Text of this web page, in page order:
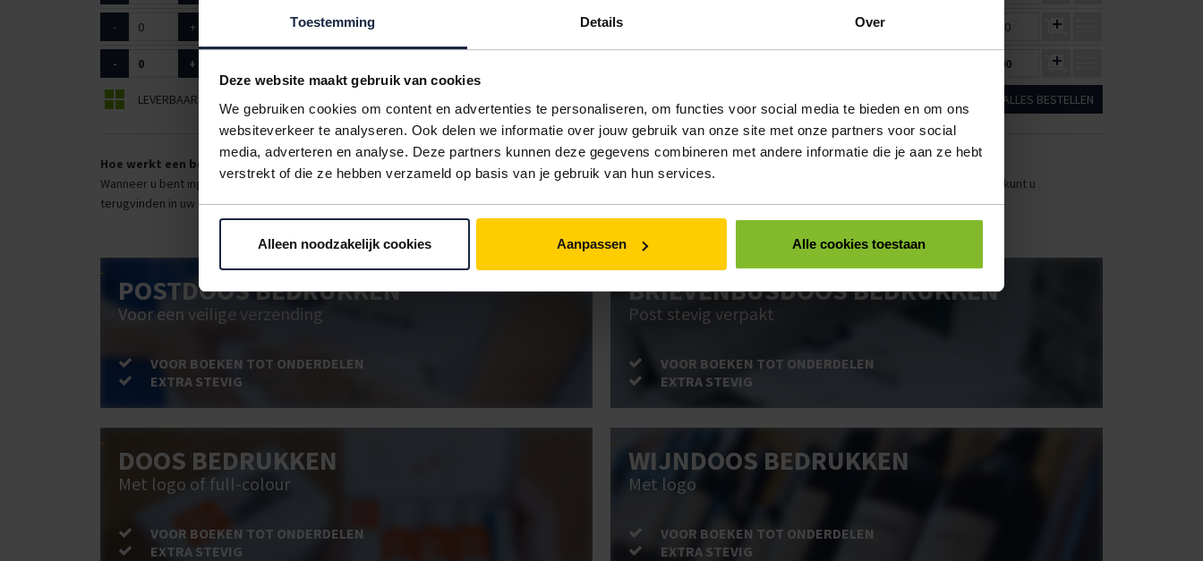
Toestemming Details Over
Deze website maakt gebruik van cookies
We gebruiken cookies om content en advertenties te personaliseren, om functies voor social media te bieden en om ons
websiteverkeer te analyseren. Ook delen we informatie over jouw gebruik van onze site met onze partners voor social
media, adverteren en analyse. Deze partners kunnen deze gegevens combineren met andere informatie die je aan ze hebt
verstrekt of die ze hebben verzameld op basis van je gebruik van hun services.
Alleen noodzakelijk cookies Aanpassen Alle cookies toestaan
- + 35x35mm, 1800mm lang 10 stuks €0,46 €0,00
- + €0,00
LEVERBAAR ALLES BESTELLEN
Hoe werkt een bestellijst?
Wanneer u bent ingelogd, kunt u een eigen bestellijst maken. Gebruik bestel- en offertelijsten om eenvoudig en snel producten te bestellen. Uw bestel- en offertelijsten kunt u
terugvinden in uw account. Dat pakt altijd goed uit voor uw administratie!
POSTDOOS BEDRUKKEN
Voor een veilige verzending
VOOR BOEKEN TOT ONDERDELEN
EXTRA STEVIG
BRIEVENBUSDOOS BEDRUKKEN
Post stevig verpakt
VOOR BOEKEN TOT ONDERDELEN
EXTRA STEVIG
DOOS BEDRUKKEN
Met logo of full-colour
VOOR BOEKEN TOT ONDERDELEN
EXTRA STEVIG
WIJNDOOS BEDRUKKEN
Met logo
VOOR BOEKEN TOT ONDERDELEN
EXTRA STEVIG